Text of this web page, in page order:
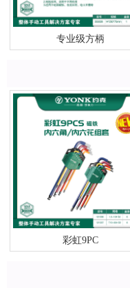
专业级方柄
彩虹9PC